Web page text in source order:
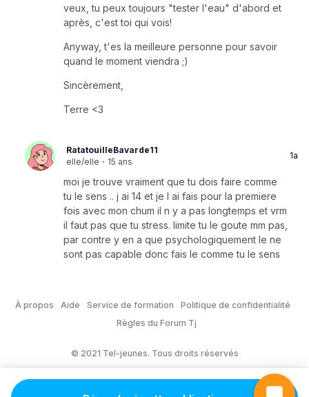
veux, tu peux toujours "tester l'eau" d'abord et
après, c'est toi qui vois!
Anyway, t'es la meilleure personne pour savoir
quand le moment viendra ;)
Sincèrement,
Terre <3
RatatouilleBavarde11
elle/elle · 15 ans
1a
moi je trouve vraiment que tu dois faire comme
tu le sens .. j ai 14 et je l ai fais pour la premiere
fois avec mon chum il n y a pas longtemps et vrm
il faut pas que tu stress. limite tu le goute mm pas,
par contre y en a que psychologiquement le ne
sont pas capable donc fais le comme tu le sens
À propos Aide Service de formation
Politique de confidentialité
Règles du Forum Tj
© 2021 Tel-jeunes. Tous droits réservés